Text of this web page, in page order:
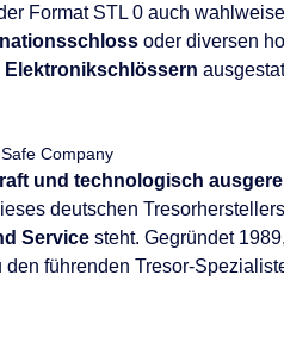
Format STL 0 auch
oder diversen
Elektronikschlössern
Company
und technologisch
deutschen
Service steht. Gegründet
den führenden Tresor-